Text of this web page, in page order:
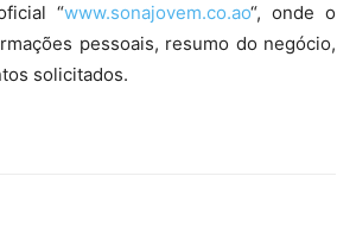
“www.sonajovem.co.ao“, onde o
pessoais, resumo do negócio,
solicitados.